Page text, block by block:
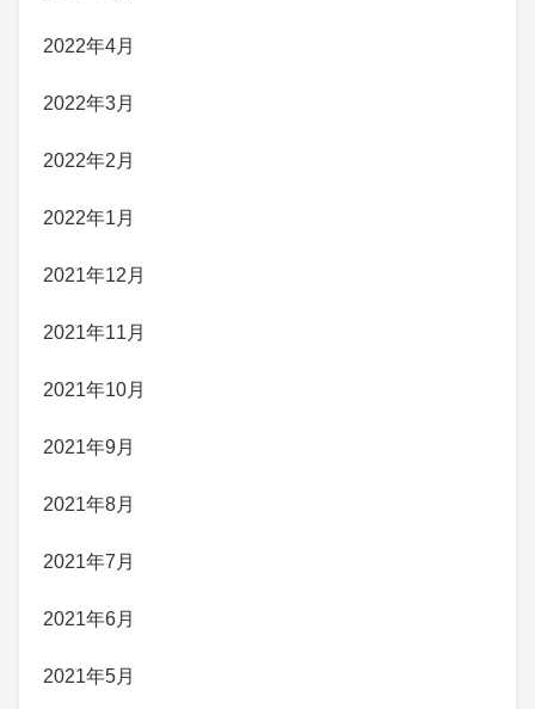
2022年4月
2022年3月
2022年2月
2022年1月
2021年12月
2021年11月
2021年10月
2021年9月
2021年8月
2021年7月
2021年6月
2021年5月